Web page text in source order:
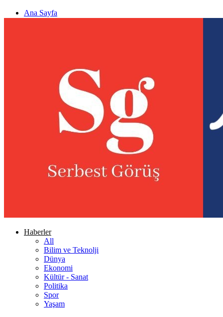
Ana Sayfa
Haberler
All
Bilim ve Teknolji
Dünya
Ekonomi
Kültür - Sanat
Politika
Spor
Yaşam